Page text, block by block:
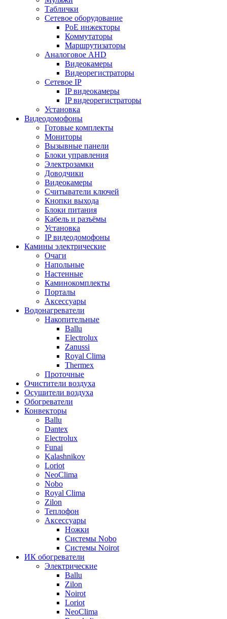
Таблички
Сетевое оборудование
PoE инжекторы
Коммутаторы
Маршрутизаторы
Аналоговое AHD
Видеокамеры
Видеорегистраторы
Сетевое IP
IP видеокамеры
IP видеорегистраторы
Установка
Видеодомофоны
Готовые комплекты
Мониторы
Вызывные панели
Блоки управления
Электрозамки
Доводчики
Видеокамеры
Считыватели ключей
Кнопки выхода
Блоки питания
Кабель и разъёмы
Установка
IP видеодомофоны
Камины электрические
Очаги
Напольные
Настенные
Каминокомплекты
Порталы
Аксессуары
Водонагреватели
Накопительные
Ballu
Electrolux
Zanussi
Royal Clima
Thermex
Проточные
Очистители воздуха
Осушители воздуха
Обогреватели
Конвекторы
Ballu
Dantex
Electrolux
Funai
Kalashnikov
Loriot
NeoClima
Nobo
Royal Clima
Zilon
Теплофон
Аксессуары
Ножки
Системы Nobo
Системы Noirot
ИК обогреватели
Электрические
Ballu
Zilon
Noirot
Loriot
NeoClima